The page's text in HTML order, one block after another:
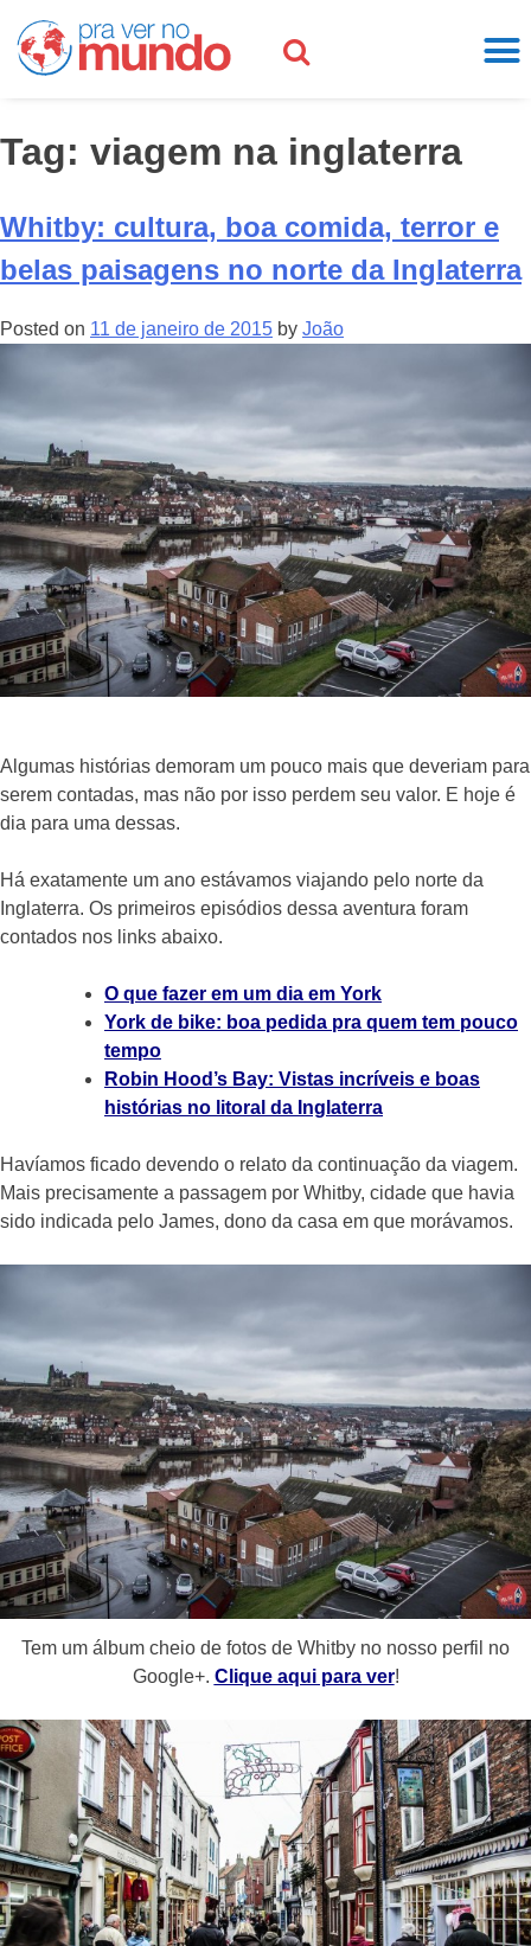
Tag: viagem na inglaterra
Whitby: cultura, boa comida, terror e
belas paisagens no norte da Inglaterra
Posted on 11 de janeiro de 2015 by João
Algumas histórias demoram um pouco mais que deveriam para
serem contadas, mas não por isso perdem seu valor. E hoje é
dia para uma dessas.
Há exatamente um ano estávamos viajando pelo norte da
Inglaterra. Os primeiros episódios dessa aventura foram
contados nos links abaixo.
O que fazer em um dia em York
York de bike: boa pedida pra quem tem pouco
tempo
Robin Hood’s Bay: Vistas incríveis e boas
histórias no litoral da Inglaterra
Havíamos ficado devendo o relato da continuação da viagem.
Mais precisamente a passagem por Whitby, cidade que havia
sido indicada pelo James, dono da casa em que morávamos.
Tem um álbum cheio de fotos de Whitby no nosso perfil no
Google+. Clique aqui para ver!